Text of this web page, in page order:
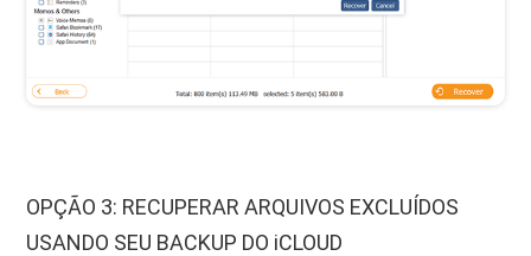
OPÇÃO 3: RECUPERAR ARQUIVOS EXCLUÍDOS
USANDO SEU BACKUP DO iCLOUD